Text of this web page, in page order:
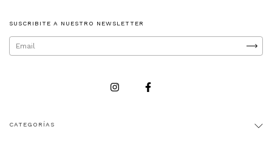
SUSCRIBITE A NUESTRO NEWSLETTER
CATEGORÍAS